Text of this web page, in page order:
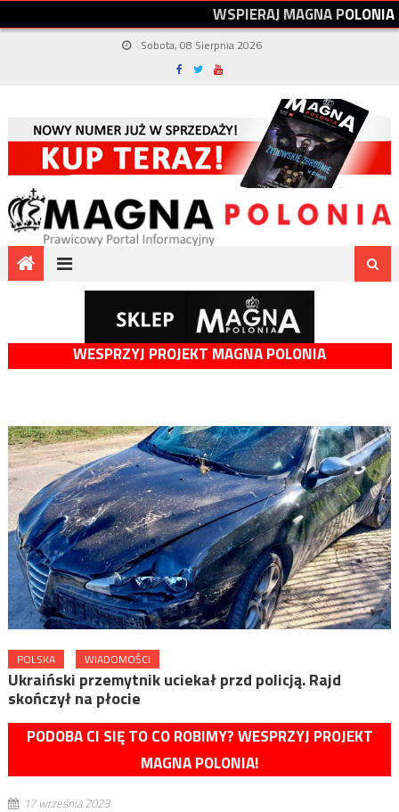
WSPIERAJMAGNAPOLONIA
Sobota, 08 Sierpnia 2026
WESPRZYJ PROJEKT MAGNA POLONIA
POLSKA WIADOMOŚCI
Ukraiński przemytnik uciekał przd policją. Rajd
skończył na płocie
PODOBA CI SIĘ TO CO ROBIMY? WESPRZYJ PROJEKT
MAGNA POLONIA!
17 września 2023